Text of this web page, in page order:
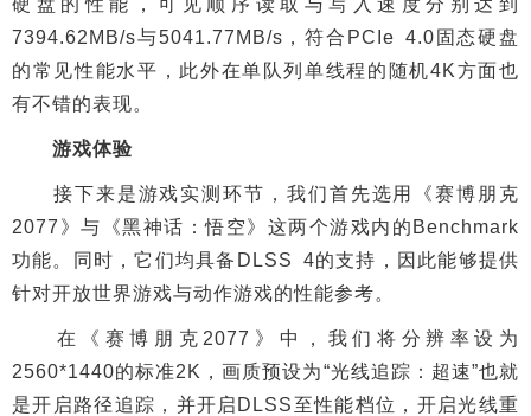
7394.62MB/s与5041.77MB/s，符合PCIe 4.0固态硬盘
的常见性能水平，此外在单队列单线程的随机4K方面也
有不错的表现。
游戏体验
接下来是游戏实测环节，我们首先选用《赛博朋克
2077》与《黑神话：悟空》这两个游戏内的Benchmark
功能。同时，它们均具备DLSS 4的支持，因此能够提供
针对开放世界游戏与动作游戏的性能参考。
在《赛博朋克2077》中，我们将分辨率设为
2560*1440的标准2K，画质预设为“光线追踪：超速”也就
是开启路径追踪，并开启DLSS至性能档位，开启光线重